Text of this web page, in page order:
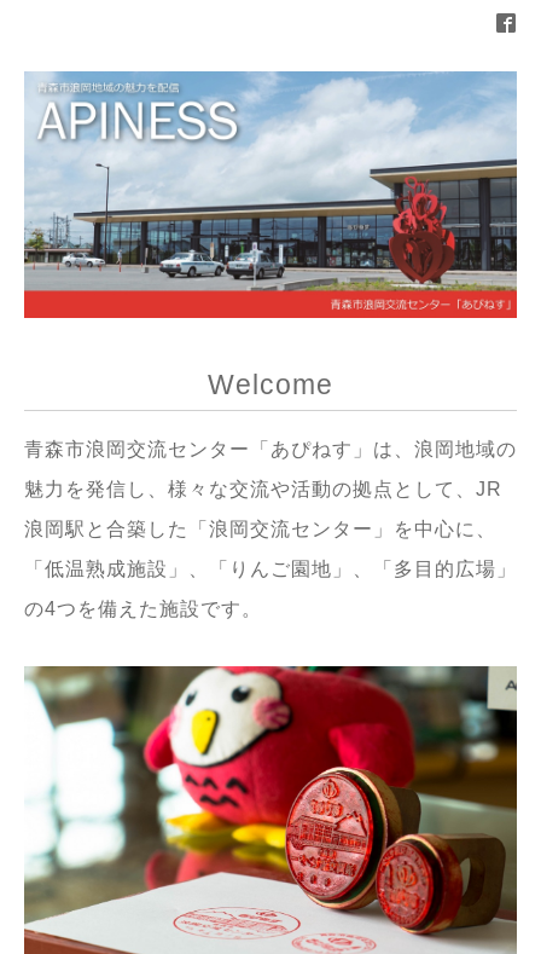
Welcome
青森市浪岡交流センター「あぴねす」は、浪岡地域の
魅力を発信し、様々な交流や活動の拠点として、JR
浪岡駅と合築した「浪岡交流センター」を中心に、
「低温熟成施設」、「りんご園地」、「多目的広場」
の4つを備えた施設です。